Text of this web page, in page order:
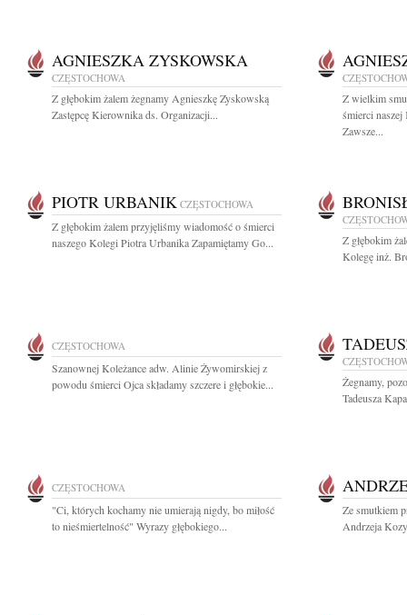
AGNIESZKA ZYSKOWSKA
CZĘSTOCHOWA
Z głębokim żalem żegnamy Agnieszkę Zyskowską
Zastępcę Kierownika ds. Organizacji...
Z wielkim
śmierci
Zawsze...
PIOTR URBANIK CZĘSTOCHOWA
Z głębokim żalem przyjęliśmy wiadomość o śmierci
naszego Kolegi Piotra Urbanika Zapamiętamy Go...
Z głębokim
Kolegę inż.
CZĘSTOCHOWA
Szanownej Koleżance adw. Alinie Żywomirskiej z
powodu śmierci Ojca składamy szczere i głębokie...
Żegnamy,
Tadeusza
CZĘSTOCHOWA
"Ci, których kochamy nie umierają nigdy, bo miłość
to nieśmiertelność" Wyrazy głębokiego...
Ze smutkiem
Andrzeja